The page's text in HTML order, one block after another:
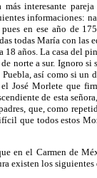
interesante
informaciones:
en ese año de
todas María con las
años. La casa del
norte a sur. Ignoro
así como si un
José Morlete que
de esta
que, como
que todos estos
en el Carmen de
existen los siguientes